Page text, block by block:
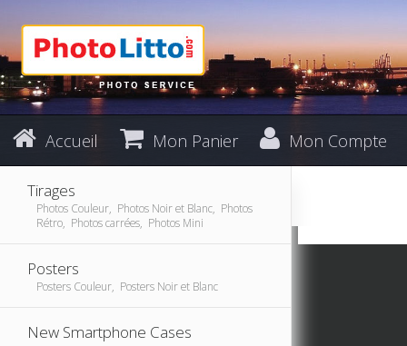
Accueil Mon Panier Mon Compte
Tirages
Photos Couleur, Photos Noir et Blanc, Photos
Rétro, Photos carrées, Photos Mini
Posters
Posters Couleur, Posters Noir et Blanc
New Smartphone Cases